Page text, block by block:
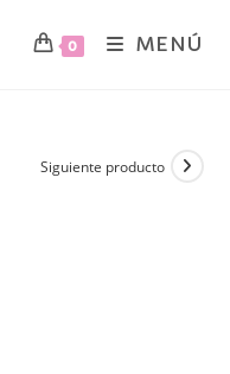
0 MENÚ
Siguiente producto